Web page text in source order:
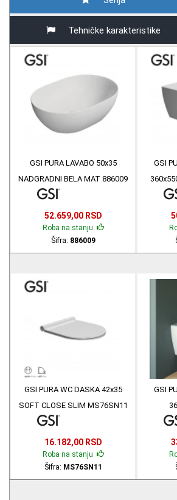
Tehničke karakteristike
GSI PURA LAVABO 50x35
NADGRADNI BELA MAT 886009
52.659,00 RSD
Roba na stanju
Šifra: 886009
GSI
GSI PURA WC DASKA 42x35
SOFT CLOSE SLIM MS76SN11
16.182,00 RSD
Roba na stanju
Šifra: MS76SN11
GSI